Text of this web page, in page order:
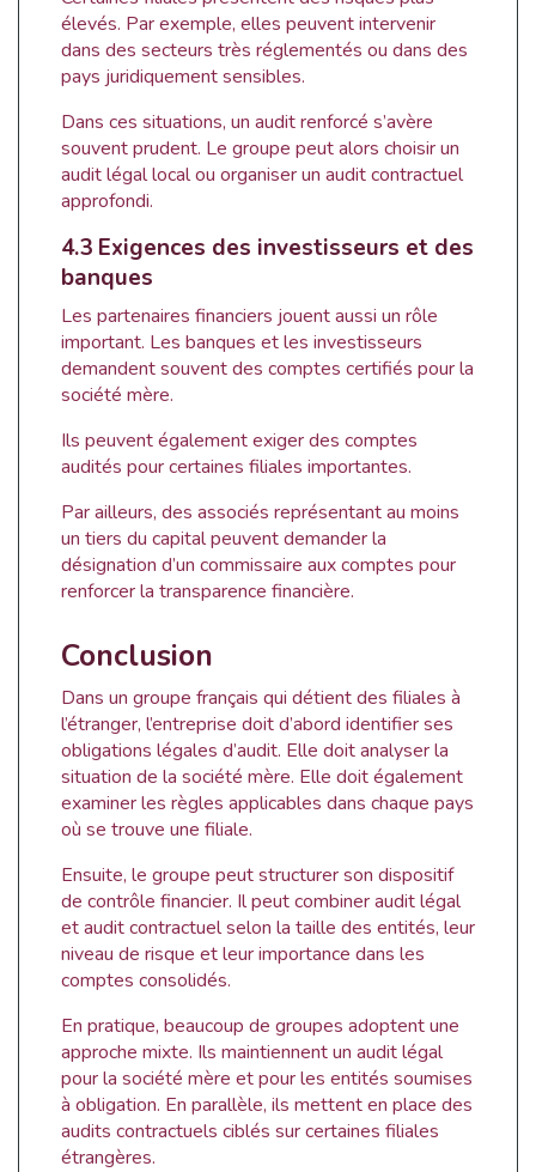
élevés. Par exemple, elles peuvent intervenir
dans des secteurs très réglementés ou dans des
pays juridiquement sensibles.
Dans ces situations, un audit renforcé s’avère
souvent prudent. Le groupe peut alors choisir un
audit légal local ou organiser un audit contractuel
approfondi.
4.3 Exigences des investisseurs et des
banques
Les partenaires financiers jouent aussi un rôle
important. Les banques et les investisseurs
demandent souvent des comptes certifiés pour la
société mère.
Ils peuvent également exiger des comptes
audités pour certaines filiales importantes.
Par ailleurs, des associés représentant au moins
un tiers du capital peuvent demander la
désignation d’un commissaire aux comptes pour
renforcer la transparence financière.
Conclusion
Dans un groupe français qui détient des filiales à
l’étranger, l’entreprise doit d’abord identifier ses
obligations légales d’audit. Elle doit analyser la
situation de la société mère. Elle doit également
examiner les règles applicables dans chaque pays
où se trouve une filiale.
Ensuite, le groupe peut structurer son dispositif
de contrôle financier. Il peut combiner audit légal
et audit contractuel selon la taille des entités, leur
niveau de risque et leur importance dans les
comptes consolidés.
En pratique, beaucoup de groupes adoptent une
approche mixte. Ils maintiennent un audit légal
pour la société mère et pour les entités soumises
à obligation. En parallèle, ils mettent en place des
audits contractuels ciblés sur certaines filiales
étrangères.